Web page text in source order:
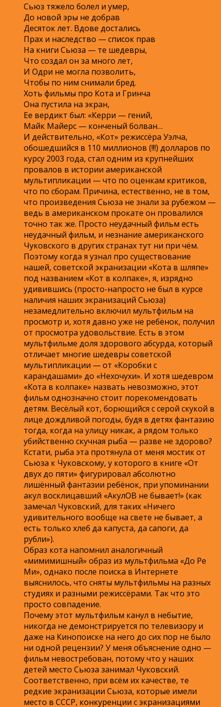
Сьюз тяжело болел и умер,
До новой эры не добрав
Десяток лет. Вдове достались
Прах и наследство — список прав
На книги Сьюза — те шедевры,
Что создал он за много лет,
И Одри не могла позволить,
Чтобы по ним снимали бред.
Хоть фильмы про Кота и Гринча
Она пустила на экран,
Ее вердикт был: «Керри — гений,
Майк Майерс — конченый болван…
И действительно, «Кот» режиссёра Уэлча,
обошедшийся в 110 миллионов (!!!) долларов по
курсу 2003 года, стал одним из крупнейших
провалов в истории американской
мультипликации — что по оценкам критиков,
что по сборам. Причина, естественно, не в том,
что произведения Сьюза не знали за рубежом —
ведь в американском прокате он провалился
точно так же. Просто неудачный фильм есть
неудачный фильм, и незнание американского
Чуковского в других странах тут ни при чём.
Поэтому когда я узнал про существование
нашей, советской экранизации «Кота в шляпе»
под названием «Кот в колпаке», я, изрядно
удивившись (просто-напросто не был в курсе
наличия наших экранизаций Сьюза)
незамедлительно включил мультфильм на
просмотр и, хотя давно уже не ребёнок, получил
от просмотра удовольствие. Есть в этом
мультфильме доля здорового абсурда, который
отличает многие шедевры советской
мультипликации — от «Коробки с
карандашами» до «Нехочухи». И хотя шедевром
«Кота в колпаке» назвать невозможно, этот
фильм однозначно стоит порекомендовать
детям. Весёлый кот, борющийся с серой скукой в
лице дождливой погоды, будя в детях фантазию
тогда, когда на улицу никак, а рядом только
убийственно скучная рыба — разве не здорово?
Кстати, рыба эта протянула от меня мостик от
Сьюза к Чуковскому, у которого в книге «От
двух до пяти» фигурировал абсолютно
лишённый фантазии ребёнок, при упоминании
акул восклицавший «АкулОВ не бывает!» (как
замечал Чуковский, для таких «Ничего
удивительного вообще на свете не бывает, а
есть только хлеб да капуста, да сапоги, да
рубли»).
Образ кота напомнил аналогичный
«мимимишный» образ из мультфильма «До Ре
Ми», однако после поиска в Интернете
выяснилось, что сняты мультфильмы на разных
студиях и разными режиссёрами. Так что это
просто совпадение.
Почему этот мультфильм канул в небытие,
никогда не демонстрируется по телевизору и
даже на Кинопоиске на него до сих пор не было
ни одной рецензии? У меня объяснение одно —
фильм невостребован, потому что у наших
детей место Сьюза занимал Чуковский.
Соответственно, при всём их качестве, те
редкие экранизации Сьюза, которые имели
место в СССР, конкуренции с экранизациями